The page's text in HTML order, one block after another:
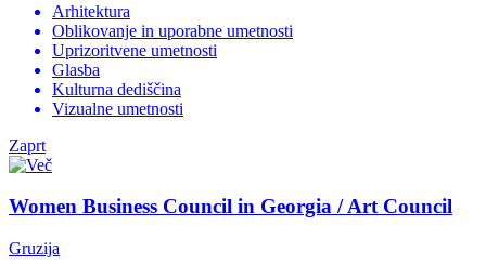
Arhitektura
Oblikovanje in uporabne umetnosti
Uprizoritvene umetnosti
Glasba
Kulturna dediščina
Vizualne umetnosti
Zaprt
Women Business Council in Georgia / Art Council
Gruzija